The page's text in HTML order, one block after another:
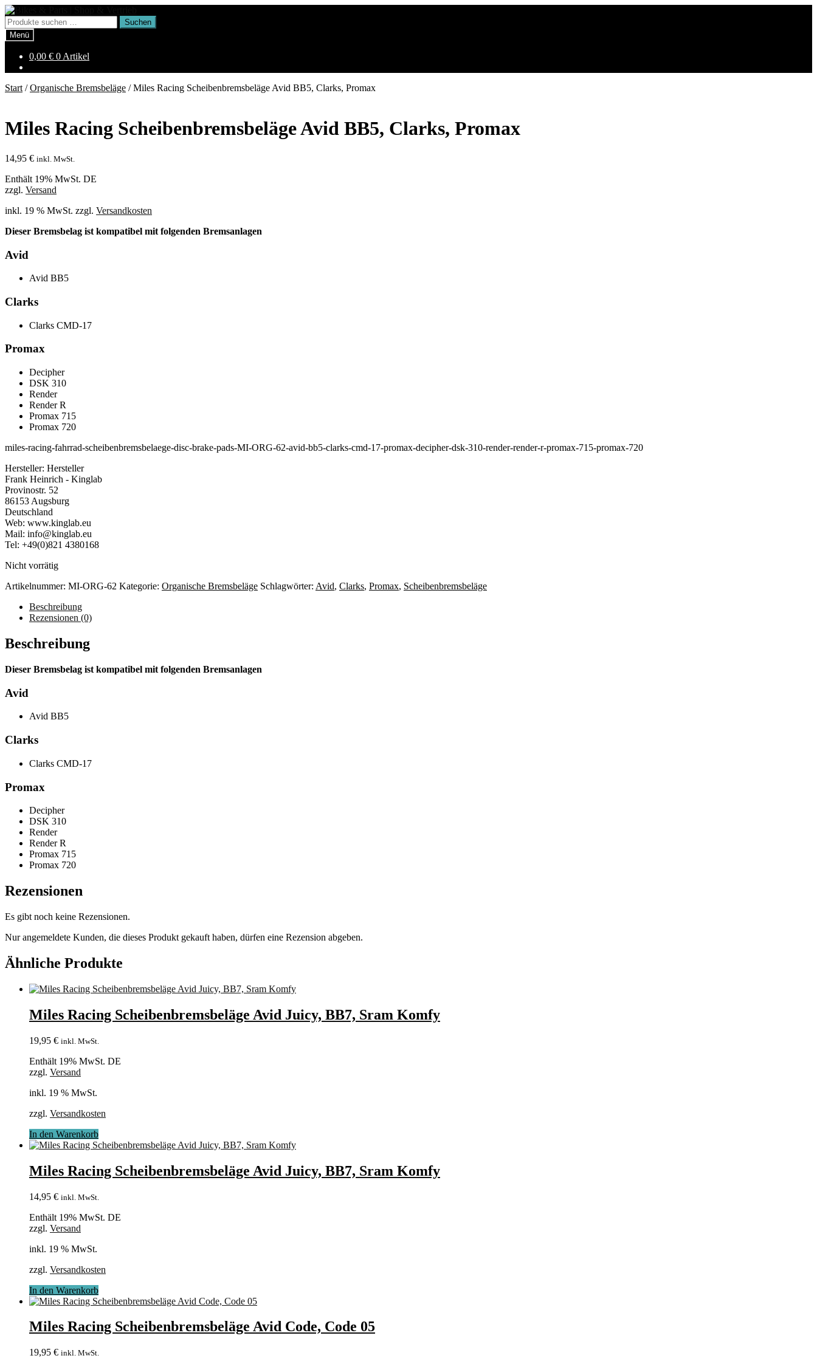
Zur
Navigation
springen
Zum
Inhalt
springen
Suchen
nach:
Suchen
Menü
0,00 € 0 Artikel
Start /Organische Bremsbeläge /Miles Racing Scheibenbremsbeläge Avid BB5, Clarks, Promax
Miles Racing Scheibenbremsbeläge Avid BB5, Clarks, Promax
14,95 € inkl. MwSt.
Enthält 19% MwSt. DE
zzgl. Versand
inkl. 19 % MwSt. zzgl. Versandkosten
Dieser Bremsbelag ist kompatibel mit folgenden Bremsanlagen
Avid
Avid BB5
Clarks
Clarks CMD-17
Promax
Decipher
DSK 310
Render
Render R
Promax 715
Promax 720
miles-racing-fahrrad-scheibenbremsbelaege-disc-brake-pads-MI-ORG-62-avid-bb5-clarks-cmd-17-promax-decipher-dsk-310-render-render-r-promax-715-promax-720
Hersteller: Hersteller
Frank Heinrich - Kinglab
Provinostr. 52
86153 Augsburg
Deutschland
Web: www.kinglab.eu
Mail: info@kinglab.eu
Tel: +49(0)821 4380168
Nicht vorrätig
Artikelnummer: MI-ORG-62 Kategorie: Organische Bremsbeläge Schlagwörter: Avid, Clarks, Promax, Scheibenbremsbeläge
Beschreibung
Rezensionen (0)
Beschreibung
Dieser Bremsbelag ist kompatibel mit folgenden Bremsanlagen
Avid
Avid BB5
Clarks
Clarks CMD-17
Promax
Decipher
DSK 310
Render
Render R
Promax 715
Promax 720
Rezensionen
Es gibt noch keine Rezensionen.
Nur angemeldete Kunden, die dieses Produkt gekauft haben, dürfen eine Rezension abgeben.
Ähnliche Produkte
Miles Racing Scheibenbremsbeläge Avid Juicy, BB7, Sram Komfy
19,95 € inkl. MwSt.
Enthält 19% MwSt. DE
zzgl. Versand
inkl. 19 % MwSt.
zzgl. Versandkosten
In den Warenkorb
Miles Racing Scheibenbremsbeläge Avid Juicy, BB7, Sram Komfy
14,95 € inkl. MwSt.
Enthält 19% MwSt. DE
zzgl. Versand
inkl. 19 % MwSt.
zzgl. Versandkosten
In den Warenkorb
Miles Racing Scheibenbremsbeläge Avid Code, Code 05
19,95 € inkl. MwSt.